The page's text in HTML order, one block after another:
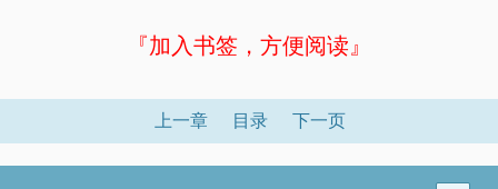
『加入书签，方便阅读』
上一章 目录 下一页